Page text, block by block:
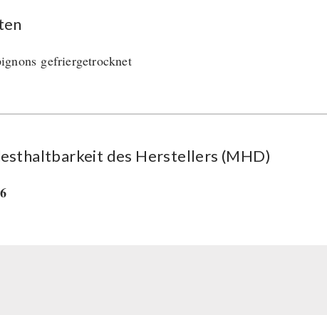
gefriergetrocknet
des Herstellers (MHD)